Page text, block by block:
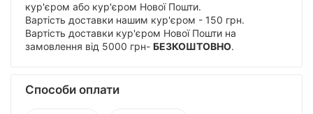
кур'єром або кур'єром Нової Пошти.
Вартість доставки нашим кур'єром - 150 грн.
Вартість доставки кур'єром Нової Пошти на
замовлення від 5000 грн- БЕЗКОШТОВНО.
Способи оплати